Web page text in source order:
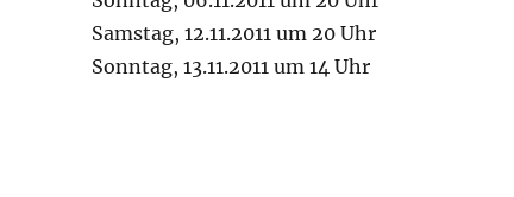
Samstag, 12.11.2011 um 20 Uhr
Sonntag, 13.11.2011 um 14 Uhr